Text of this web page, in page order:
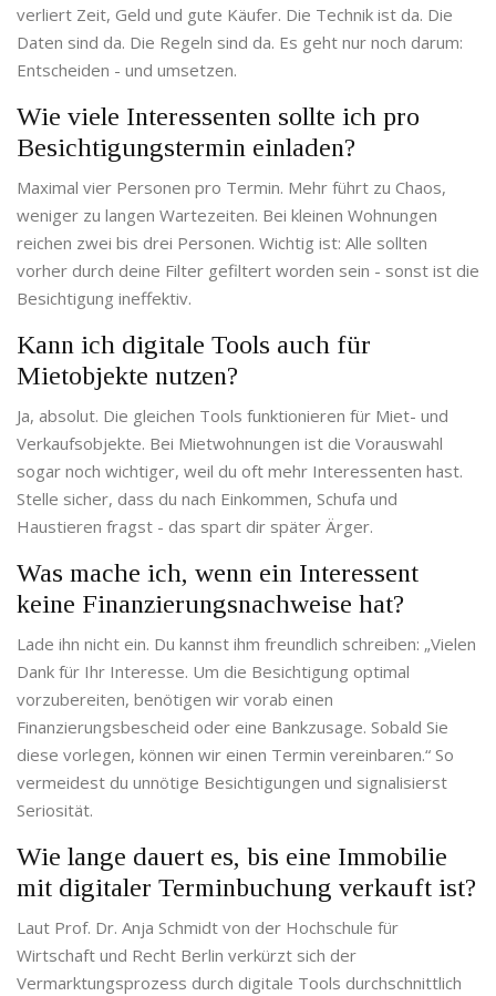
verliert Zeit, Geld und gute Käufer. Die Technik ist da. Die
Daten sind da. Die Regeln sind da. Es geht nur noch darum:
Entscheiden - und umsetzen.
Wie viele Interessenten sollte ich pro
Besichtigungstermin einladen?
Maximal vier Personen pro Termin. Mehr führt zu Chaos,
weniger zu langen Wartezeiten. Bei kleinen Wohnungen
reichen zwei bis drei Personen. Wichtig ist: Alle sollten
vorher durch deine Filter gefiltert worden sein - sonst ist die
Besichtigung ineffektiv.
Kann ich digitale Tools auch für
Mietobjekte nutzen?
Ja, absolut. Die gleichen Tools funktionieren für Miet- und
Verkaufsobjekte. Bei Mietwohnungen ist die Vorauswahl
sogar noch wichtiger, weil du oft mehr Interessenten hast.
Stelle sicher, dass du nach Einkommen, Schufa und
Haustieren fragst - das spart dir später Ärger.
Was mache ich, wenn ein Interessent
keine Finanzierungsnachweise hat?
Lade ihn nicht ein. Du kannst ihm freundlich schreiben: „Vielen
Dank für Ihr Interesse. Um die Besichtigung optimal
vorzubereiten, benötigen wir vorab einen
Finanzierungsbescheid oder eine Bankzusage. Sobald Sie
diese vorlegen, können wir einen Termin vereinbaren.“ So
vermeidest du unnötige Besichtigungen und signalisierst
Seriosität.
Wie lange dauert es, bis eine Immobilie
mit digitaler Terminbuchung verkauft ist?
Laut Prof. Dr. Anja Schmidt von der Hochschule für
Wirtschaft und Recht Berlin verkürzt sich der
Vermarktungsprozess durch digitale Tools durchschnittlich